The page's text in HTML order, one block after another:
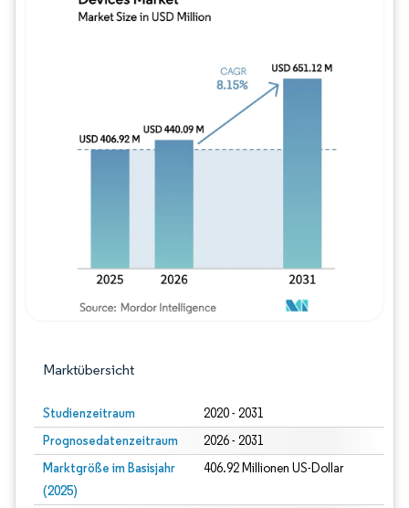
Marktübersicht
Studienzeitraum 2020 - 2031
Prognosedatenzeitraum 2026 - 2031
Marktgröße im Basisjahr
(2025)
406.92 Millionen US-Dollar
Bild © Mordor Intelligence.